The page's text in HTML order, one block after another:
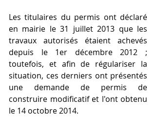
Les titulaires du permis ont déclaré
en mairie le 31 juillet 2013 que les
travaux autorisés étaient achevés
depuis le 1er décembre 2012 ;
toutefois, et afin de régulariser la
situation, ces derniers ont présentés
une demande de permis de
construire modificatif et l'ont obtenu
le 14 octobre 2014.